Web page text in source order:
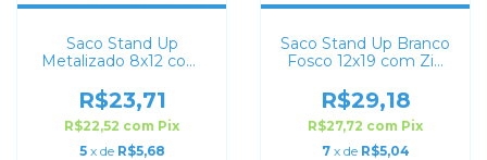
Saco Stand Up
Metalizado 8x12 com
R$23,71
R$22,52 com Pix
5 x de R$5,68
Saco Stand Up Branco
Fosco 12x19 com Zip
R$29,18
R$27,72 com Pix
7 x de R$5,04